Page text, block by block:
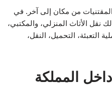
من مكان إلى آخر. في
نقل الأثاث المنزلي، والمكتبي،
التعبئة، التحميل، النقل،
المملكة